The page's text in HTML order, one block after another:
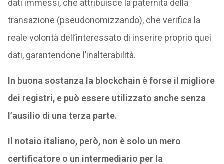
dati immessi, che attribuisce la paternità della
transazione (pseudonomizzando), che verifica la
reale volontà dell’interessato di inserire proprio quei
dati, garantendone l’inalterabilità.
In buona sostanza la blockchain è forse il migliore
dei registri, e può essere utilizzato anche senza
l’ausilio di una terza parte.
Il notaio italiano, però, non è solo un mero
certificatore o un intermediario per la